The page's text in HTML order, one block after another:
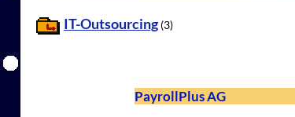
IT-Outsourcing (3)
PayrollPlus AG